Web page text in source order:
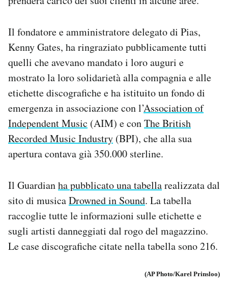
Il fondatore e amministratore delegato di Pias,
Kenny Gates, ha ringraziato pubblicamente tutti
quelli che avevano mandato i loro auguri e
mostrato la loro solidarietà alla compagnia e alle
etichette discografiche e ha istituito un fondo di
emergenza in associazione con l’Association of
Independent Music (AIM) e conThe British
Recorded Music Industry (BPI), che alla sua
apertura contava già 350.000 sterline.
Il Guardianha pubblicato una tabellarealizzata dal
sito di musicaDrowned in Sound. La tabella
raccoglie tutte le informazioni sulle etichette e
sugli artisti danneggiati dal rogo del magazzino.
Le case discografiche citate nella tabella sono 216.
(AP Photo/Karel Prinsloo)